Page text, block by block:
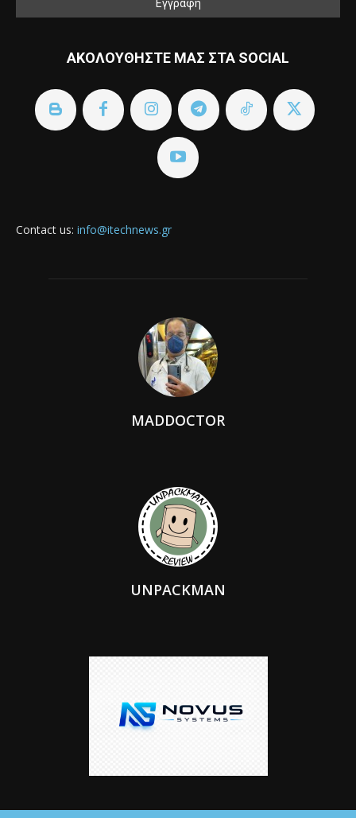
ΑΚΟΛΟΥΘΗΣΤΕ ΜΑΣ ΣΤΑ SOCIAL
Contact us: info@itechnews.gr
MADDOCTOR
UNPACKMAN